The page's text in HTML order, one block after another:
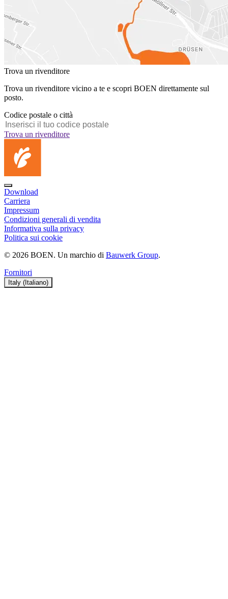
Trova un rivenditore
Trova un rivenditore vicino a te e scopri BOEN direttamente sul
posto.
Codice postale o città
Trova un rivenditore
Download
Carriera
Impressum
Condizioni generali di vendita
Informativa sulla privacy
Politica sui cookie
© 2026 BOEN. Un marchio di Bauwerk Group.
Fornitori
Italy (Italiano)